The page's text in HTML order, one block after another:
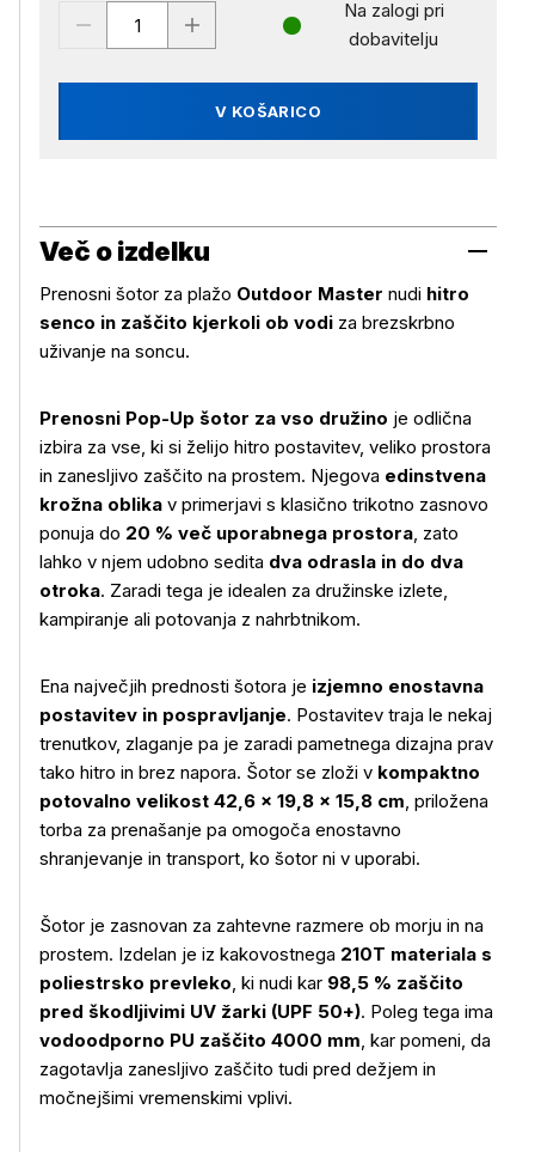
V KOŠARICO
Na zalogi pri
dobavitelju
Več o izdelku
Več o izdelku
Prenosni šotor za plažo Outdoor Master nudi hitro
senco in zaščito kjerkoli ob vodi za brezskrbno
uživanje na soncu.
Prenosni Pop‑Up šotor za vso družino je odlična
izbira za vse, ki si želijo hitro postavitev, veliko prostora
in zanesljivo zaščito na prostem. Njegova edinstvena
krožna oblika v primerjavi s klasično trikotno zasnovo
ponuja do 20 % več uporabnega prostora, zato
lahko v njem udobno sedita dva odrasla in do dva
otroka. Zaradi tega je idealen za družinske izlete,
kampiranje ali potovanja z nahrbtnikom.
Ena največjih prednosti šotora je izjemno enostavna
postavitev in pospravljanje. Postavitev traja le nekaj
trenutkov, zlaganje pa je zaradi pametnega dizajna prav
tako hitro in brez napora. Šotor se zloži v kompaktno
potovalno velikost 42,6 × 19,8 × 15,8 cm, priložena
torba za prenašanje pa omogoča enostavno
shranjevanje in transport, ko šotor ni v uporabi.
Šotor je zasnovan za zahtevne razmere ob morju in na
prostem. Izdelan je iz kakovostnega 210T materiala s
poliestrsko prevleko, ki nudi kar 98,5 % zaščito
pred škodljivimi UV žarki (UPF 50+). Poleg tega ima
vodoodporno PU zaščito 4000 mm, kar pomeni, da
zagotavlja zanesljivo zaščito tudi pred dežjem in
močnejšimi vremenskimi vplivi.